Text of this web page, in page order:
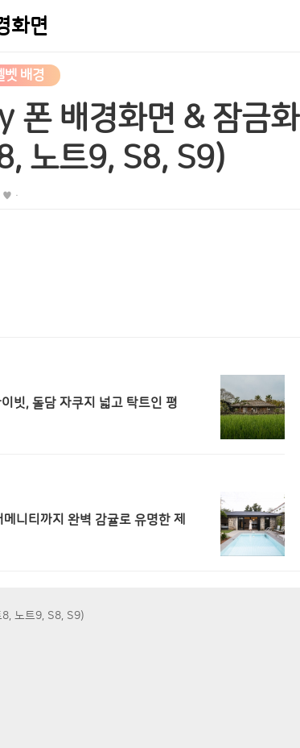
화면
벳 배경
폰 배경화면 & 잠금화
노트9, S8, S9)
♥ ·
빗, 돌담 자쿠지 넓고 탁트인 평
니티까지 완벽 감귤로 유명한 제
노트9, S8, S9)